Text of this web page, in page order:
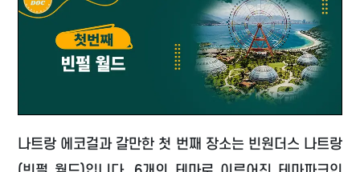
나트랑 에코걸과 갈만한 첫 번째 장소는 빈원더스 나트랑